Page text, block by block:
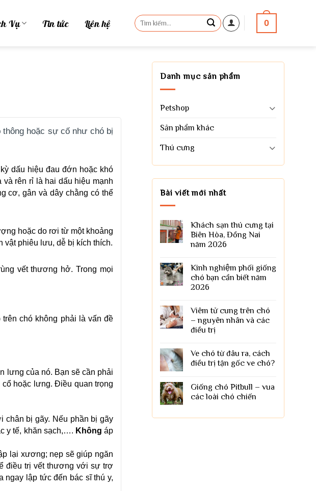
Vụ Tin tức Liên hệ
Tìm
kiếm:
0
hoặc sự cố như chó bị
dấu hiệu đau đớn hoặc khó
rên rỉ là hai dấu hiệu mạnh
cơ, gân và dây chằng có thể
hoặc do rơi từ một khoảng
phiêu lưu, dễ bị kích thích.
vết thương hở. Trong mọi
chó không phải là vấn đề
lưng của nó. Bạn sẽ cần phải
hoặc lưng. Điều quan trọng
chân bị gãy. Nếu phần bị gãy
y tế, khăn sạch,…. Không áp
lại xương; nẹp sẽ giúp ngăn
điều trị vết thương với sự trợ
ngay lập tức đến bác sĩ thú y,
Danh mục sản phẩm
Petshop
Sản phẩm khác
Thú cưng
Bài viết mới nhất
Khách sạn thú cưng tại
Biên Hòa, Đồng Nai
năm 2026
Kinh nghiệm phối giống
chó bạn cần biết năm
2026
Viêm tử cung trên chó
– nguyên nhân và các
điều trị
Ve chó từ đâu ra, cách
điều trị tận gốc ve chó?
Giống chó Pitbull – vua
các loài chó chiến